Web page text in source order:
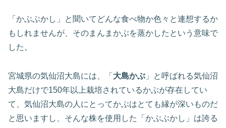
「かぶぶかし」と聞いてどんな食べ物か色々と連想するか
もしれませんが、そのまんまかぶを蒸かしたという意味で
した。
宮城県の気仙沼大島には、「 大島かぶ 」と呼ばれる気仙沼
大島だけで150年以上栽培されているかぶが存在してい
て、気仙沼大島の人にとってかぶはとても縁が深いものだ
と思いますし、そんな株を使用した「かぶぶかし」は誇る